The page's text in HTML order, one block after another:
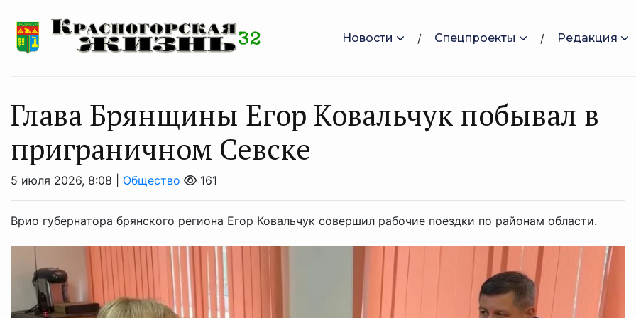
Новости Спецпроекты Редакция
Глава Брянщины Егор Ковальчук побывал в
приграничном Севске
5 июля 2026, 8:08 | Общество 161
Врио губернатора брянского региона Егор Ковальчук совершил рабочие поездки по районам области.